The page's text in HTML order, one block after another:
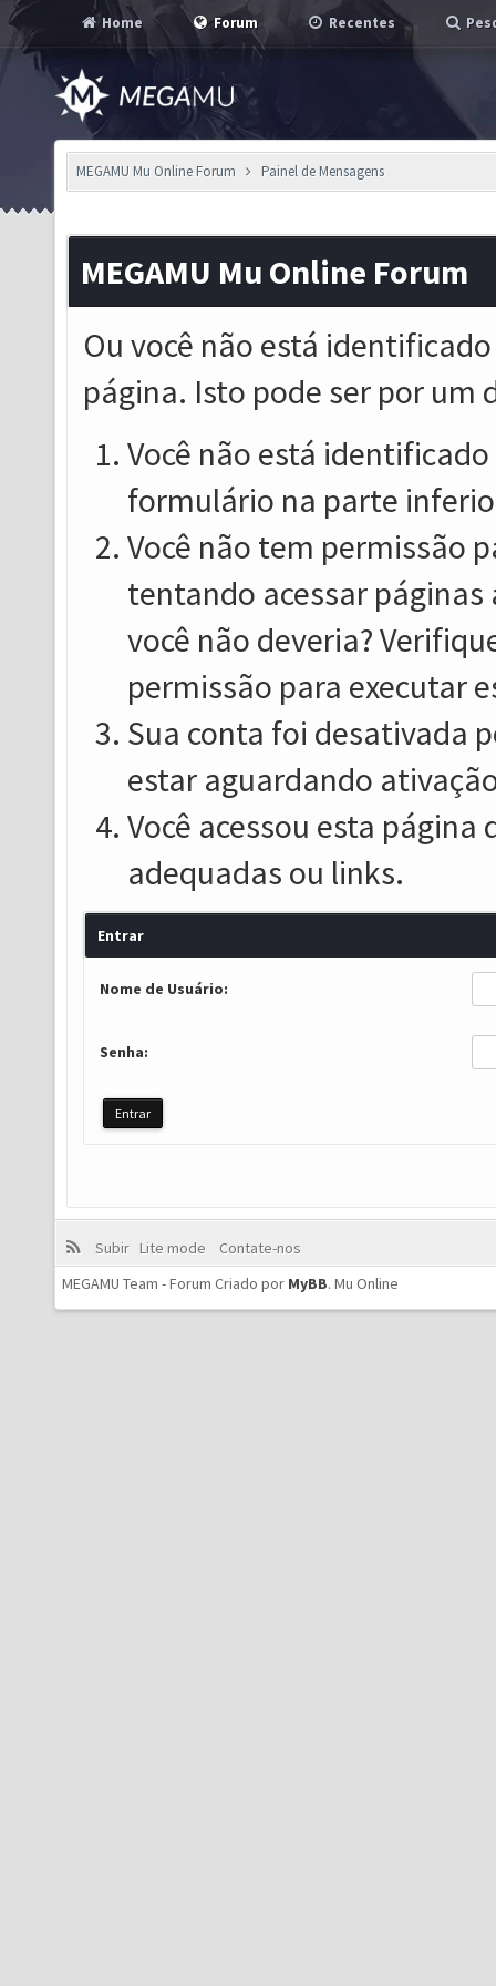
Home Forum Recentes
MEGAMU Mu Online Forum Painel de Mensagens
MEGAMU Mu Online Forum
Ou você não está
página. Isto pode ser por um
Você não está
formulário na parte
Você não tem permissão
tentando acessar
você não deveria?
permissão para executar
Sua conta foi desativada
estar aguardando
Você acessou esta
adequadas ou links.
Entrar
Nome de Usuário:
Senha:
Subir Lite mode
Contate-nos
MEGAMU Team - Forum Criado por MyBB. Mu Online